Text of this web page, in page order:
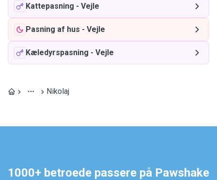
Kattepasning - Vejle
Pasning af hus - Vejle
Kæledyrspasning - Vejle
Nikolaj
1000+ betroede passere på Pawshake